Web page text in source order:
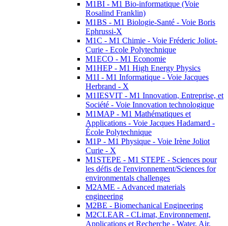
M1BI - M1 Bio-informatique (Voie
Rosalind Franklin)
M1BS - M1 Biologie-Santé - Voie Boris
Ephrussi-X
M1C - M1 Chimie - Voie Fréderic Joliot-
Curie - Ecole Polytechnique
M1ECO - M1 Economie
M1HEP - M1 High Energy Physics
M1I - M1 Informatique - Voie Jacques
Herbrand - X
M1IESVIT - M1 Innovation, Entreprise, et
Société - Voie Innovation technologique
M1MAP - M1 Mathématiques et
Applications - Voie Jacques Hadamard -
École Polytechnique
M1P - M1 Physique - Voie Irène Joliot
Curie - X
M1STEPE - M1 STEPE - Sciences pour
les défis de l'environnement/Sciences for
environmentals challenges
M2AME - Advanced materials
engineering
M2BE - Biomechanical Engineering
M2CLEAR - CLimat, Environnement,
Applications et Recherche - Water, Air,